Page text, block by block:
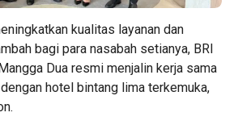
kualitas layanan dan
bagi para nasabah setianya, BRI
Dua resmi menjalin kerja sama
hotel bintang lima terkemuka,